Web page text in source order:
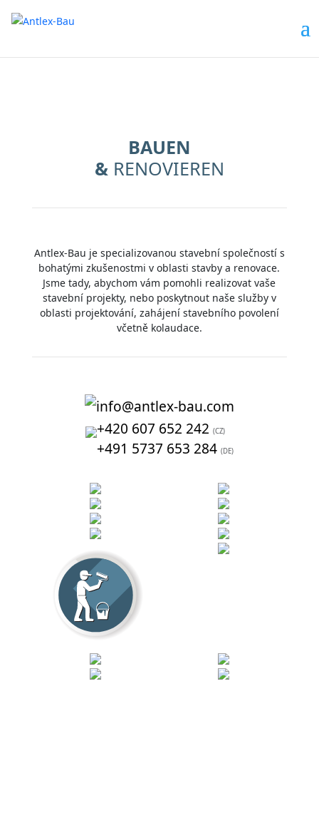
BAUEN
&RENOVIEREN
Antlex-Bau je specializovanou stavební společností s
bohatými zkušenostmi v oblasti stavby a renovace.
Jsme tady, abychom vám pomohli realizovat vaše
stavební projekty, nebo poskytnout naše služby v
oblasti projektování, zahájení stavebního povolení
včetně kolaudace.
info@antlex-bau.com
+420 607 652 242 (CZ)
+491 5737 653 284 (DE)